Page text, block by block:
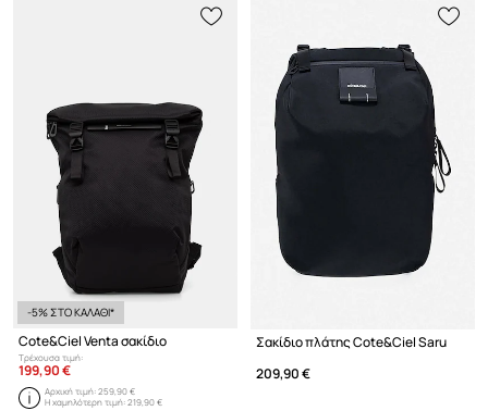
-5% ΣΤΟ ΚΑΛΑΘΙ*
Cote&Ciel Venta σακίδιο
Τρέχουσα τιμή:
199,90 €
Αρχική τιμή:259,90 €
Η χαμηλότερη τιμή:219,90 €
Σακίδιο πλάτης Cote&Ciel Saru
209,90 €